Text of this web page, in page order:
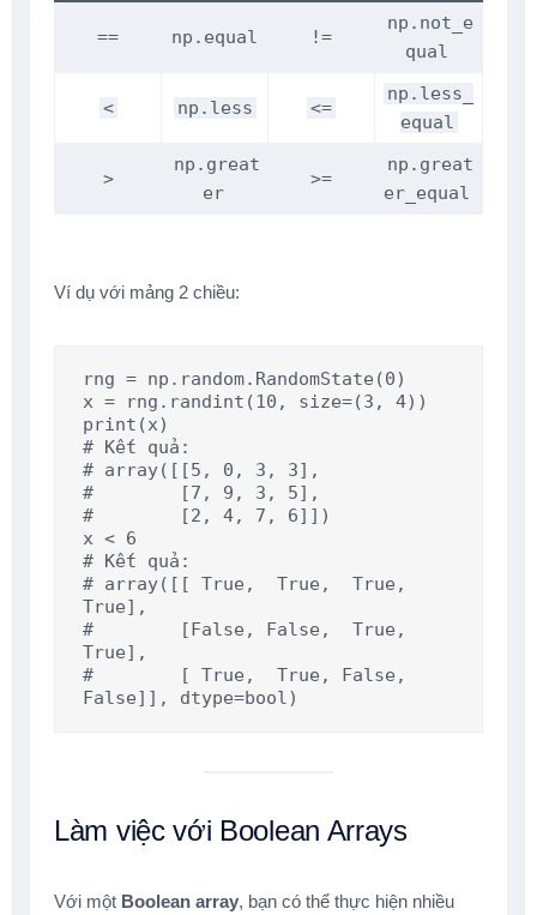
== np.equal !=
np.not_e
qual
< np.less <=
np.less_
equal
>
np.great
er
>=
np.great
er_equal
Ví dụ với mảng 2 chiều:
rng = np.random.RandomState(0)
x = rng.randint(10, size=(3, 4))
print(x)
# Kết quả:
# array([[5, 0, 3, 3],
#        [7, 9, 3, 5],
#        [2, 4, 7, 6]])
x < 6
# Kết quả:
# array([[ True,  True,  True,
True],
#        [False, False,  True,
True],
#        [ True,  True, False,
False]], dtype=bool)
Làm việc với Boolean Arrays
Với một Boolean array, bạn có thể thực hiện nhiều